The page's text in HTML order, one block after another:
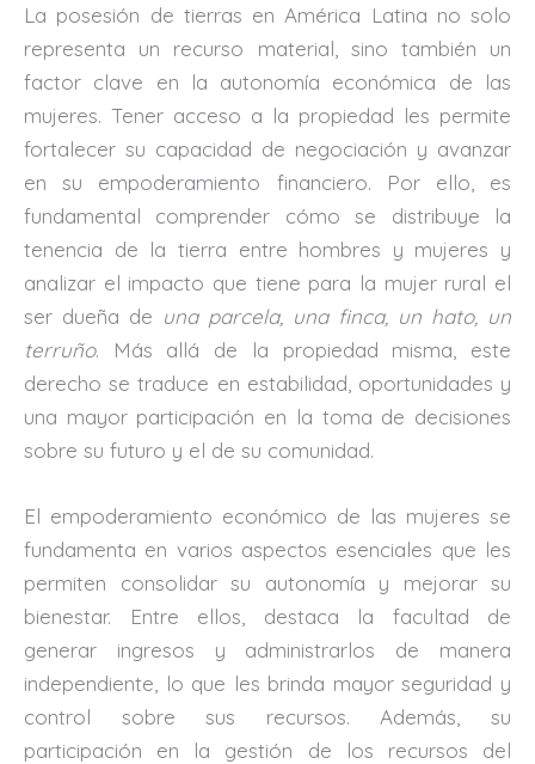
La posesión de tierras en América Latina no solo
representa un recurso material, sino también un
factor clave en la autonomía económica de las
mujeres. Tener acceso a la propiedad les permite
fortalecer su capacidad de negociación y avanzar
en su empoderamiento financiero. Por ello, es
fundamental comprender cómo se distribuye la
tenencia de la tierra entre hombres y mujeres y
analizar el impacto que tiene para la mujer rural el
ser dueña de una parcela, una finca, un hato, un
terruño. Más allá de la propiedad misma, este
derecho se traduce en estabilidad, oportunidades y
una mayor participación en la toma de decisiones
sobre su futuro y el de su comunidad.
El empoderamiento económico de las mujeres se
fundamenta en varios aspectos esenciales que les
permiten consolidar su autonomía y mejorar su
bienestar. Entre ellos, destaca la facultad de
generar ingresos y administrarlos de manera
independiente, lo que les brinda mayor seguridad y
control sobre sus recursos. Además, su
participación en la gestión de los recursos del